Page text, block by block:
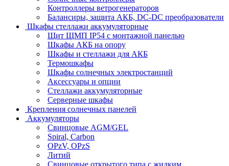
Контроллеры ветрогенераторов
Балансиры, защита АКБ, DC-DC преобразователи
Шкафы стеллажи аккумуляторные
Щит ЩМП IP54 с монтажной панелью
Шкафы АКБ на опору
Шкафы и стеллажи для АКБ
Термошкафы
Шкафы солнечных электростанций
Аксессуары и опции
Стеллажи аккумуляторные
Серверные шкафы
Крепления солнечных панелей
Аккумуляторы
Свинцовые AGM/GEL
Spiral, Carbon
OPzV, OPzS
Литий
Свинцовые открытого типа с жидким